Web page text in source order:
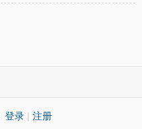
登录 | 注册